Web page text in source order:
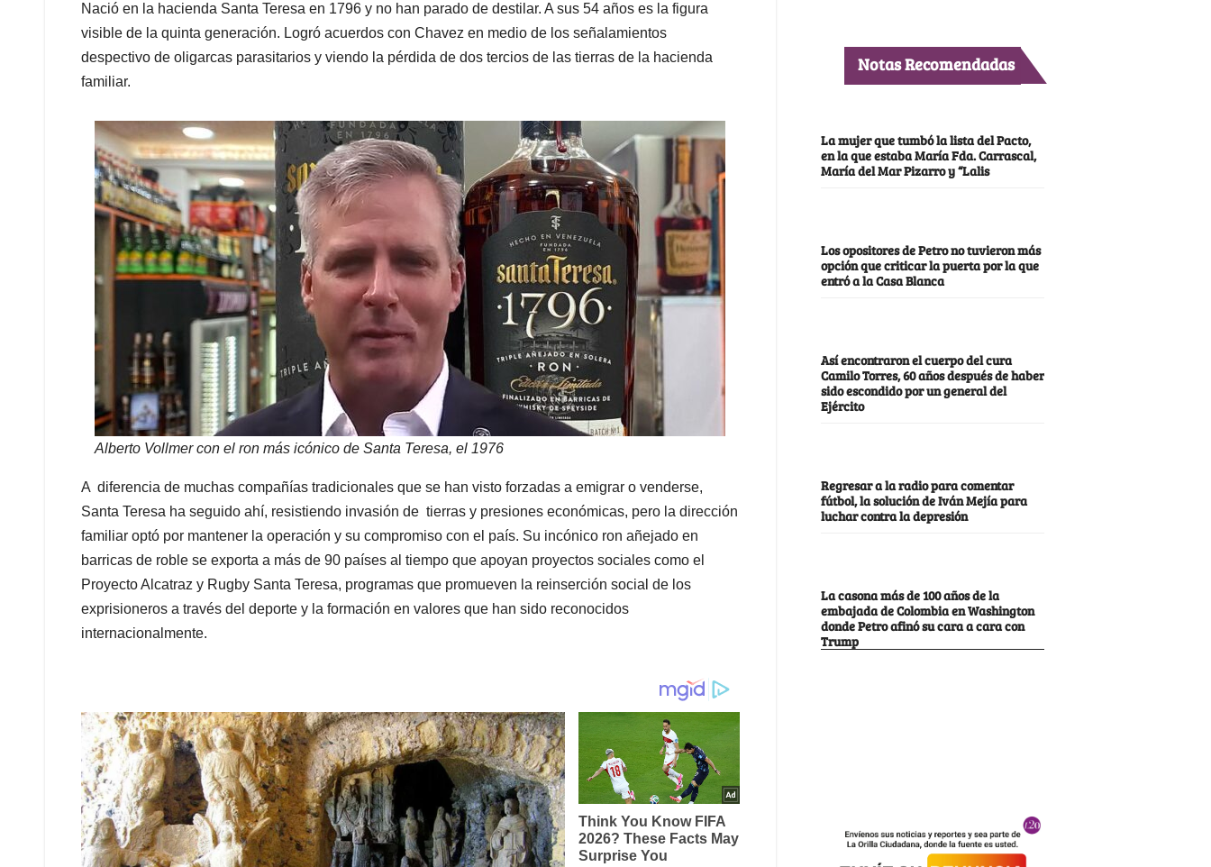
Nació en la hacienda Santa Teresa en 1796 y no han parado de destilar. A sus 54 años es la figura
visible de la quinta generación. Logró acuerdos con Chavez en medio de los señalamientos
despectivo de oligarcas parasitarios y viendo la pérdida de dos tercios de las tierras de la hacienda
familiar.
Alberto Vollmer con el ron más icónico de Santa Teresa, el 1976
A diferencia de muchas compañías tradicionales que se han visto forzadas a emigrar o venderse,
Santa Teresa ha seguido ahí, resistiendo invasión de tierras y presiones económicas, pero la dirección
familiar optó por mantener la operación y su compromiso con el país. Su incónico ron añejado en
barricas de roble se exporta a más de 90 países al tiempo que apoyan proyectos sociales como el
Proyecto Alcatraz y Rugby Santa Teresa, programas que promueven la reinserción social de los
exprisioneros a través del deporte y la formación en valores que han sido reconocidos
internacionalmente.
Notas Recomendadas
La mujer que tumbó la lista del Pacto,
en la que estaba María Fda. Carrascal,
María del Mar Pizarro y “Lalis
Los opositores de Petro no tuvieron más
opción que criticar la puerta por la que
entró a la Casa Blanca
Así encontraron el cuerpo del cura
Camilo Torres, 60 años después de haber
sido escondido por un general del
Ejército
Regresar a la radio para comentar
fútbol, la solución de Iván Mejía para
luchar contra la depresión
La casona más de 100 años de la
embajada de Colombia en Washington
donde Petro afinó su cara a cara con
Trump